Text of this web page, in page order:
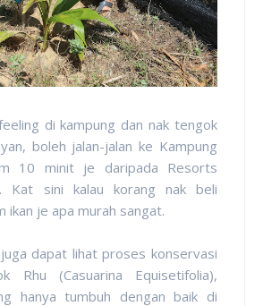
di kampung dan nak tengok
boleh jalan-jalan ke Kampung
10 minit je daripada Resorts
Kat sini kalau korang nak beli
ikan je apa murah sangat.
dapat lihat proses konservasi
Rhu (Casuarina Equisetifolia),
hanya tumbuh dengan baik di